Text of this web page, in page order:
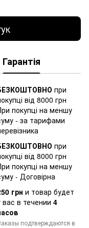
Гарантія
при
від 8000 грн
покупці на меншу
- за тарифами
при
від 8000 грн
покупці на меншу
- Договірна
грн и товар будет
вас в течении 4
подтверждаются в